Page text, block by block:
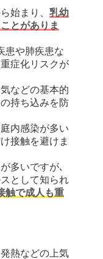
始まり、 乳幼
とがありま
患や肺疾患な
症化リスクが
などの基本的
持ち込みを防
内感染が多い
接触を避けま
多いですが､
として知られ
触で成人も重
熱などの上気